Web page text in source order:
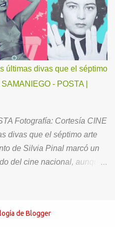
combinación de rock y
emocional y honesto,
musical distintivo;
transportar a los
de la vida, así como
Emi Grace. ¿Quién es
familia, infancia y
Ángeles, California, pero
pueblo costero llamado
gemelo al que adoro y a
últimas divas que el séptimo
- POSTA |
Fotografía: Cortesía CINE
divas que el séptimo arte
de Silvia Pinal marcó un
del cine nacional, aunque
país, algunos
de Blogger